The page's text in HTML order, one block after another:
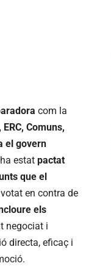
com la
Comuns,
el govern
estat pactat
que el
en contra de
els
negociat i
directa, eficaç i